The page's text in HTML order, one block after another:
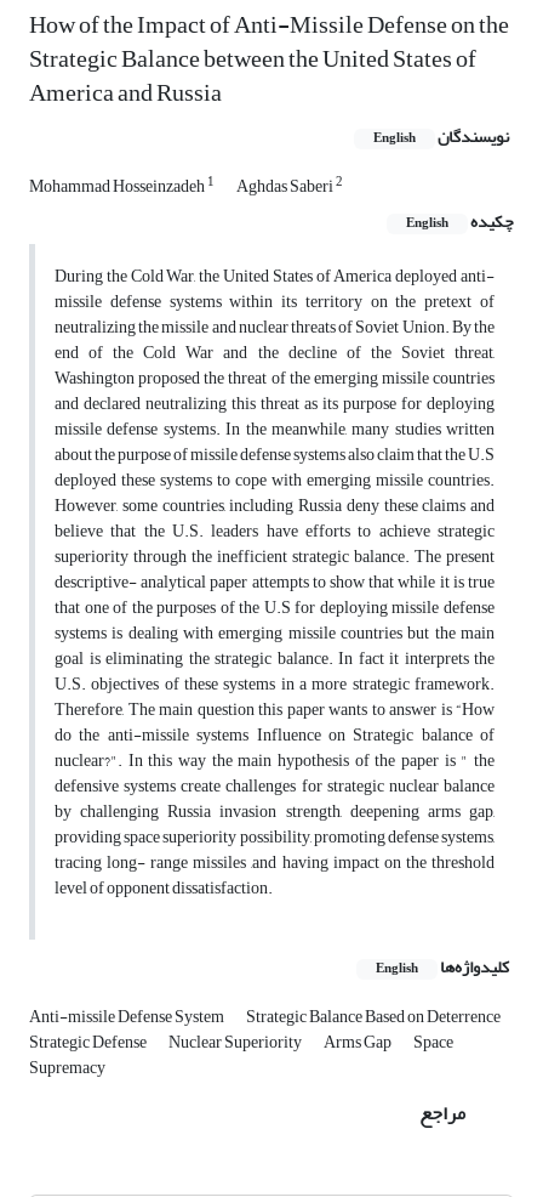
How of the Impact of Anti-Missile Defense on the
Strategic Balance between the United States of
America and Russia
نویسندگان English
Mohammad Hosseinzadeh1 Aghdas Saberi2
چکیده English
During the Cold War, the United States of America deployed anti-
missile defense systems within its territory on the pretext of
neutralizing the missile and nuclear threats of Soviet Union. By the
end of the Cold War and the decline of the Soviet threat,
Washington proposed the threat of the emerging missile countries
and declared neutralizing this threat as its purpose for deploying
missile defense systems. In the meanwhile, many studies written
about the purpose of missile defense systems also claim that the U.S
deployed these systems to cope with emerging missile countries.
However, some countries, including Russia deny these claims and
believe that the U.S. leaders have efforts to achieve strategic
superiority through the inefficient strategic balance. The present
descriptive- analytical paper attempts to show that while it is true
that one of the purposes of the U.S for deploying missile defense
systems is dealing with emerging missile countries but the main
goal is eliminating the strategic balance. In fact it interprets the
U.S. objectives of these systems in a more strategic framework.
Therefore, The main question this paper wants to answer is “How
do the anti-missile systems Influence on Strategic balance of
nuclear?". In this way the main hypothesis of the paper is " the
defensive systems create challenges for strategic nuclear balance
by challenging Russia invasion strength, deepening arms gap,
providing space superiority possibility, promoting defense systems,
tracing long- range missiles ,and having impact on the threshold
level of opponent dissatisfaction.
کلیدواژه‌ها English
Anti-missile Defense System Strategic Balance Based on Deterrence
Strategic Defense Nuclear Superiority Arms Gap Space
Supremacy
مراجع